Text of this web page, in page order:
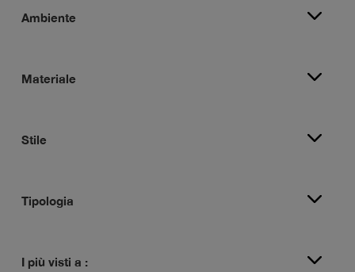
Ambiente
Materiale
Stile
Tipologia
I più visti a :